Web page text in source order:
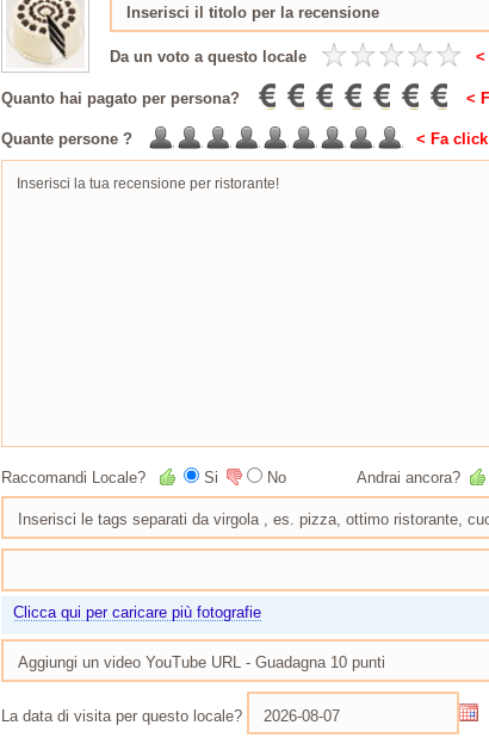
Da un voto a questo locale <
Quanto hai pagato per persona? <
Quante persone ? < Fa
Raccomandi Locale? Si No Andrai ancora?
Clicca qui per caricare più fotografie
La data di visita per questo locale?